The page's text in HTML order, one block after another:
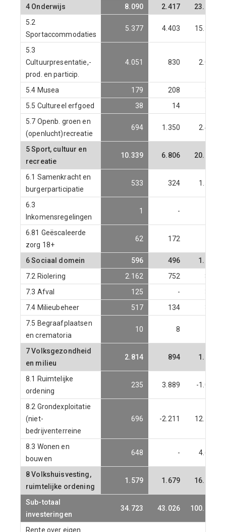
4 Onderwijs 8.090 2.417
23.280
5.2
Sportaccommodaties
5.377 4.403 15.303
5.3
Cultuurpresentatie,-
prod. en particip.
4.051 830 2.042
5.4 Musea 179 208
301
5.5 Cultureel erfgoed
38 14
5.7 Openb. groen en
(openlucht)recreatie
694 1.350 2.443
5 Sport, cultuur en
recreatie
10.339 6.806 20.231
6.1 Samenkracht en
burgerparticipatie
533 324 1.540
6.3
Inkomensregelingen
1 -
6.81 Geëscaleerde
zorg 18+
62 172
6 Sociaal domein 596 496
1.540
7.2 Riolering
2.162 752
801
7.3 Afval
125 -
386
7.4 Milieubeheer
517 134
376
7.5 Begraafplaatsen
en crematoria
10 8
7 Volksgezondheid
en milieu
2.814 894 1.563
8.1 Ruimtelijke
ordening
235 3.889 -1.000
8.2 Grondexploitatie
(niet-
bedrijventerreine
696 -2.211 12.522
8.3 Wonen en
bouwen
648 - 4.677
8 Volkshuisvesting,
ruimtelijke ordening
1.579 1.679 16.198
Sub-totaal
investeringen
34.723 43.026 100.074
Rente over eigen